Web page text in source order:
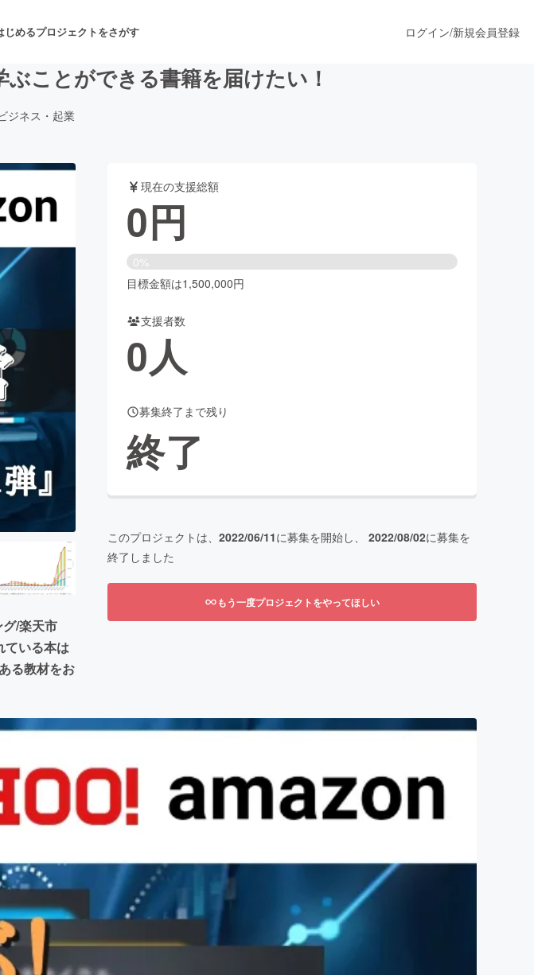
じめるプロジェクトをさがす
舞台・パフォーマンス
ビューティー・ヘルスケア
CAMPFIRE Creation
machi-ya
ログイン/新規会員登録
ことができる書籍を届けたい！
ジネス・起業
/楽天市
ている本は
る教材をお
現在の支援総額
0円
0%
目標金額は1,500,000円
支援者数
0人
募集終了まで残り
終了
このプロジェクトは、 2022/06/11に募集を開始し、 2022/08/02に募集を
終了しました
もう一度プロジェクトをやってほしい